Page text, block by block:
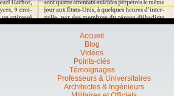
Accueil
Blog
Vidéos
Points-clés
Témoignages
Professeurs & Universitaires
Architectes & Ingénieurs